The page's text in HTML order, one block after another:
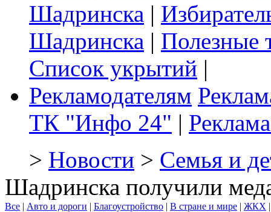
Шадринска |
Шадринска | Полезные
Список укрытий |
Рекламодателям
ТК "Инфо 24" |
> Новости > Семья и
Шадринска получили
Все | Авто и дороги | Благоустройство | В стране и мире | ЖКХ